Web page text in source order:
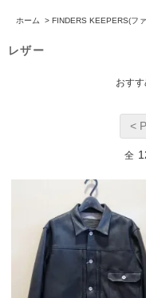
ホーム > FINDERS KEEPERS(フ
レザー
おす
<
全